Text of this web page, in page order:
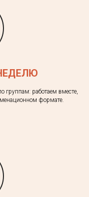
группам: работаем вместе,
формате.